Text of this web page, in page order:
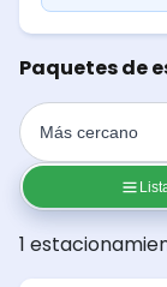
Paquetes de
1